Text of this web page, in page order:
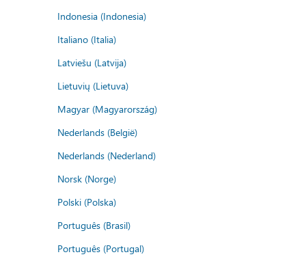
Indonesia (Indonesia)
Italiano (Italia)
Latviešu (Latvija)
Lietuvių (Lietuva)
Magyar (Magyarország)
Nederlands (België)
Nederlands (Nederland)
Norsk (Norge)
Polski (Polska)
Português (Brasil)
Português (Portugal)